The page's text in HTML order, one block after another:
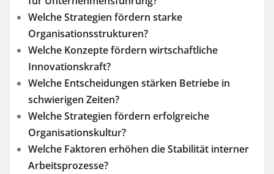
Welche Strategien fördern starke
Organisationsstrukturen?
Welche Konzepte fördern wirtschaftliche
Innovationskraft?
Welche Entscheidungen stärken Betriebe in
schwierigen Zeiten?
Welche Strategien fördern erfolgreiche
Organisationskultur?
Welche Faktoren erhöhen die Stabilität interner
Arbeitsprozesse?